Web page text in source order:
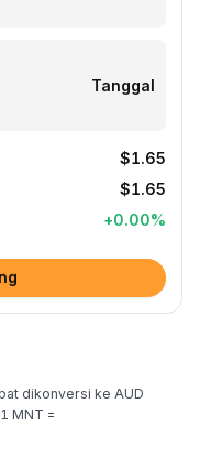
Tanggal
$1.65
$1.65
+0.00%
dikonversi ke AUD
MNT =